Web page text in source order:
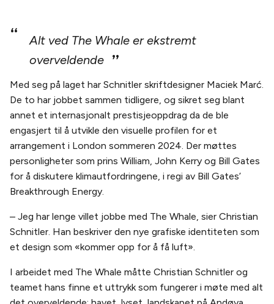
Alt ved The Whale er ekstremt
overveldende
Med seg på laget har Schnitler skriftdesigner Maciek Marć.
De to har jobbet sammen tidligere, og sikret seg blant
annet et internasjonalt prestisjeoppdrag da de ble
engasjert til å utvikle den visuelle profilen for et
arrangement i London sommeren 2024. Der møttes
personligheter som prins William, John Kerry og Bill Gates
for å diskutere klimautfordringene, i regi av Bill Gates’
Breakthrough Energy.
– Jeg har lenge villet jobbe med The Whale, sier Christian
Schnitler. Han beskriver den nye grafiske identiteten som
et design som «kommer opp for å få luft».
I arbeidet med The Whale måtte Christian Schnitler og
teamet hans finne et uttrykk som fungerer i møte med alt